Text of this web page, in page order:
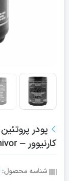
کارنیوور – carnivor
شناسه محصول: